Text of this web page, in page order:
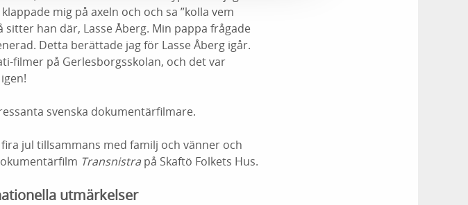
mig på axeln och och sa ”kolla vem
han där, Lasse Åberg. Min pappa frågade
Detta berättade jag för Lasse Åberg igår.
filmer på Gerlesborgsskolan, och det var
svenska dokumentärfilmare.
jul tillsammans med familj och vänner och
Transnistrapå Skaftö Folkets Hus.
utmärkelser